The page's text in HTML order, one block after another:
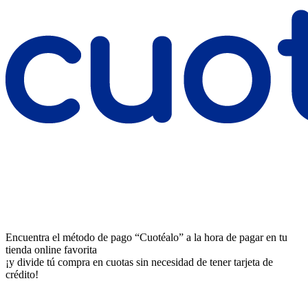
Encuentra el método de pago “Cuotéalo” a la hora de pagar en tu
tienda online favorita
¡y divide tú compra en cuotas sin necesidad de tener tarjeta de
crédito!